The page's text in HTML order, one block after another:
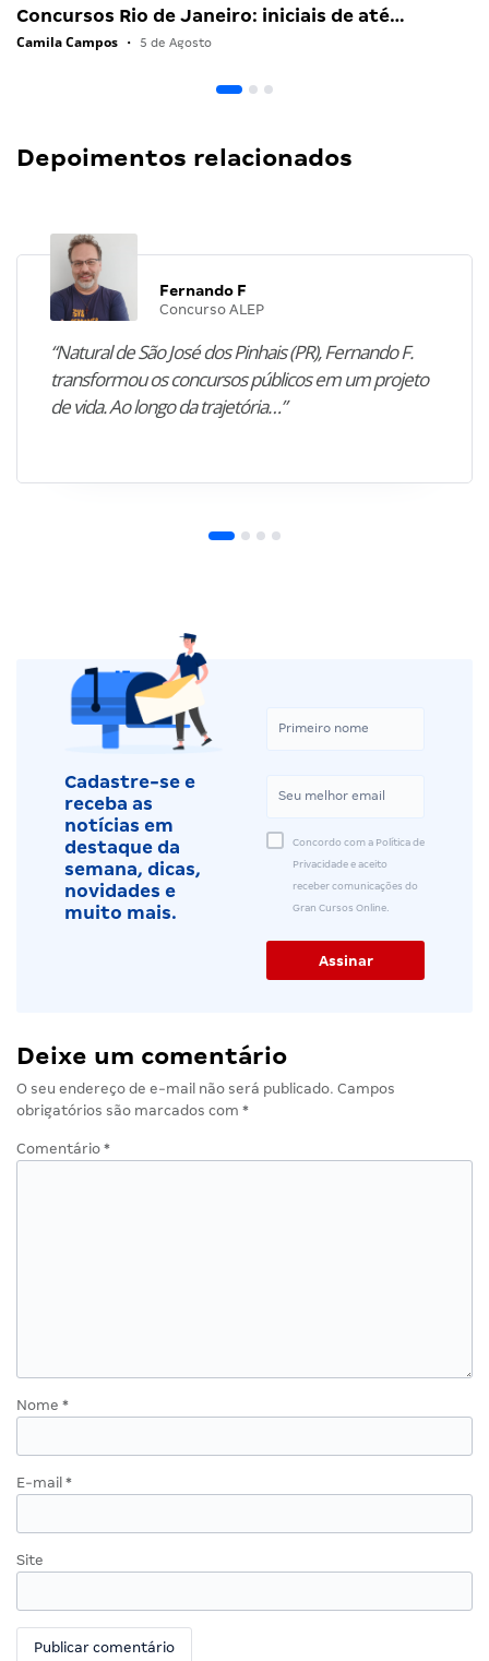
Concursos Rio de Janeiro: iniciais de até…
Camila Campos • 5 de Agosto
Depoimentos relacionados
Fernando F
Concurso ALEP
“Natural de São José dos Pinhais (PR), Fernando F.
transformou os concursos públicos em um projeto
de vida. Ao longo da trajetória…”
Cadastre-se e
receba as
notícias em
destaque da
semana, dicas,
novidades e
muito mais.
Concordo com a Política de
Privacidade e aceito
receber comunicações do
Gran Cursos Online.
Deixe um comentário
O seu endereço de e-mail não será publicado. Campos
obrigatórios são marcados com *
Comentário *
Nome *
E-mail *
Site